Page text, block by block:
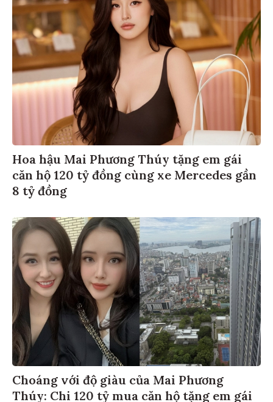
Hoa hậu Mai Phương Thúy tặng em gái
căn hộ 120 tỷ đồng cùng xe Mercedes gần
8 tỷ đồng
Choáng với độ giàu của Mai Phương
Thúy: Chi 120 tỷ mua căn hộ tặng em gái